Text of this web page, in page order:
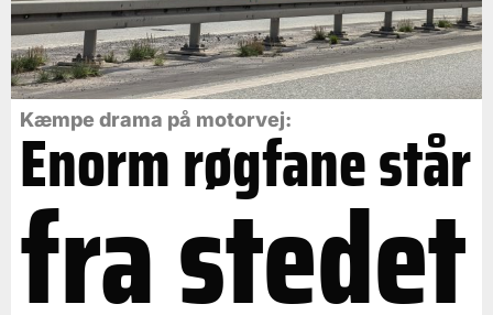
Kæmpe drama på motorvej:
Enorm røgfane står
fra stedet